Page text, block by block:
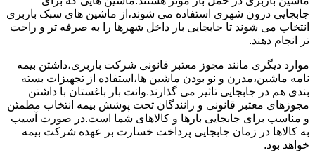
جابجایی درون شهری استفاده می شوند،از ماشین های سبک باربری
انتخاب می شوند تا جابجایی بار داخل شهرها را به صرفه تر و راحت
تر انجام دهند.
موارد دیگری مانند مجوز معتبر قانونی شرکت باربری،داشتن بیمه
نامه ماشین،مدرن و نو بودن ماشین ها،استفاده از تجهیزات بسته
بندی هم در جابجایی تاثیر می گذارند.وانت بار باغستان با داشتن
مجوزهای معتبر قانونی و رانندگان تحت پوشش بیمه انتخاب مطمئن
و مناسب برای جابجایی بارها و کالاهای شما است.در صورت آسیب
به کالاها در زمان جابجایی پرداخت خسارت بر عهده شرکت بیمه
خواهد بود.